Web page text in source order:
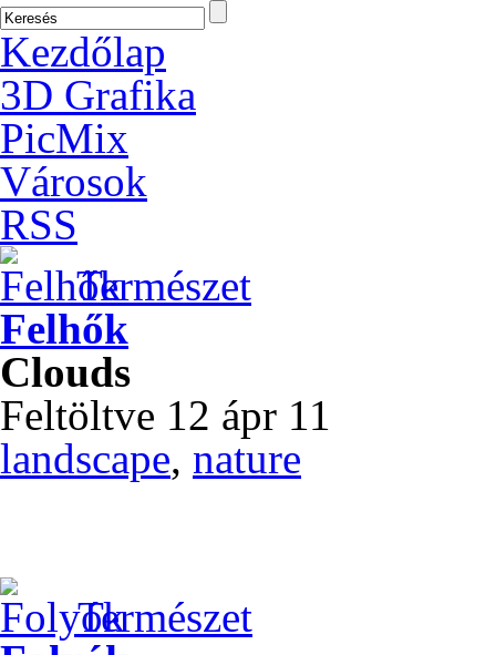
Kezdőlap
3D Grafika
PicMix
Városok
RSS
Természet
Felhők
Clouds
Feltöltve 12 ápr 11
landscape, nature
Természet